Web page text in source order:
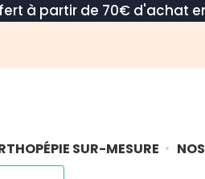
à partir de 70€ d'achat
SUR-MESURE